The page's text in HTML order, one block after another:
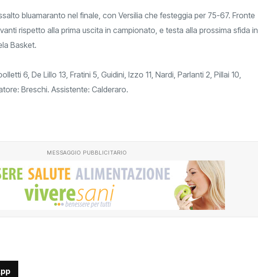
bluamaranto nel finale, con Versilia che festeggia per 75-67. Fronte
rispetto alla prima uscita in campionato, e testa alla prossima sfida in
Basket.
6, De Lillo 13, Fratini 5, Guidini, Izzo 11, Nardi, Parlanti 2, Pillai 10,
Breschi. Assistente: Calderaro.
MESSAGGIO PUBBLICITARIO